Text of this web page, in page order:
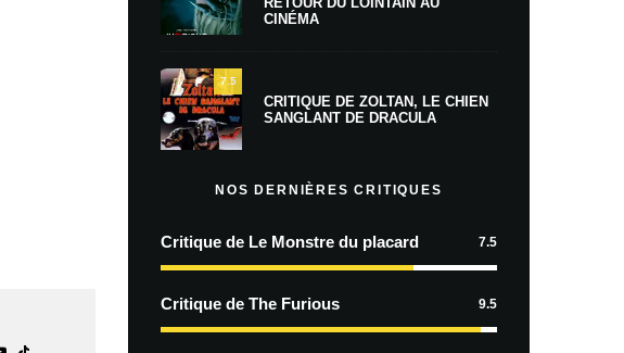
CINÉMA
7.5
CRITIQUE DE ZOLTAN, LE CHIEN
SANGLANT DE DRACULA
NOS DERNIÈRES CRITIQUES
Critique de Le Monstre du placard 7.5
Critique de The Furious 9.5